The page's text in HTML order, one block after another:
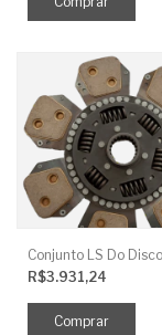
R$3.931,24